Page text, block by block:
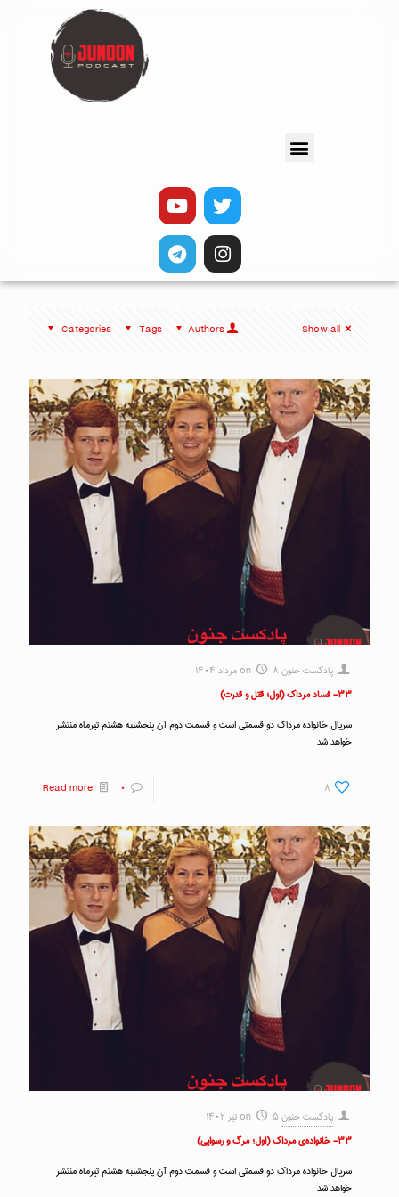
Categories Tags Authors Show all
پادکست جنون on
۸ مرداد ۱۴۰۴
۳۳- فساد مرداک (اول؛ قتل و قدرت)
سریال خانواده مرداک دو قسمتی است و قسمت دوم آن پنجشنبه هشتم تیرماه منتشر
خواهد شد
۸ ۰ Read more
پادکست جنون on
۵ تیر ۱۴۰۲
۳۳- خانواده‌ی مرداک (اول؛ مرگ و رسوایی)
سریال خانواده مرداک دو قسمتی است و قسمت دوم آن پنجشنبه هشتم تیرماه منتشر
خواهد شد